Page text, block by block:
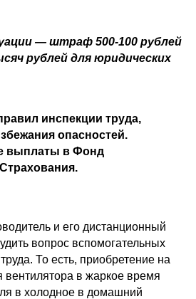
— штраф 500-100 рублей
рублей для юридических
инспекции труда,
опасностей.
выплаты в Фонд
и его дистанционный
вопрос вспомогательных
То есть, приобретение на
вентилятора в жаркое время
в холодное в домашний